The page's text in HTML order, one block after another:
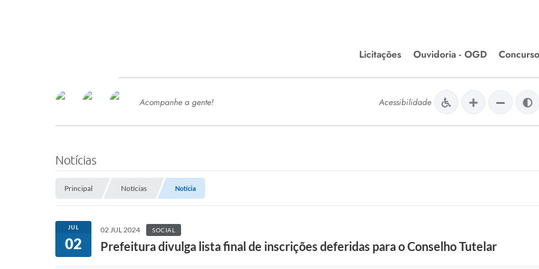
Licitações
Editais de Licitações
Chamamentos Públicos
Ouvidoria - OGD
SERVIÇOS
SEMED
Processo de Contratação -
Concursos e Processos Seletivos
Esporte
Meio Ambiente
Acompanhe a gente! Acessibilidade
Notícias
Principal Notícias Notícia
JUL
02
02 JUL 2024 SOCIAL
Prefeitura divulga lista final de inscrições deferidas para o Conselho Tutelar